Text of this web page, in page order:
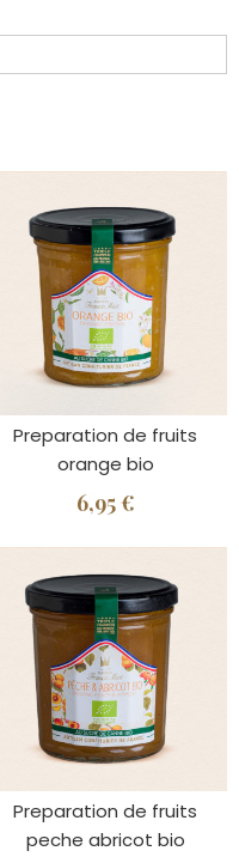
Preparation de fruits
orange bio
6,95 €
Preparation de fruits
peche abricot bio